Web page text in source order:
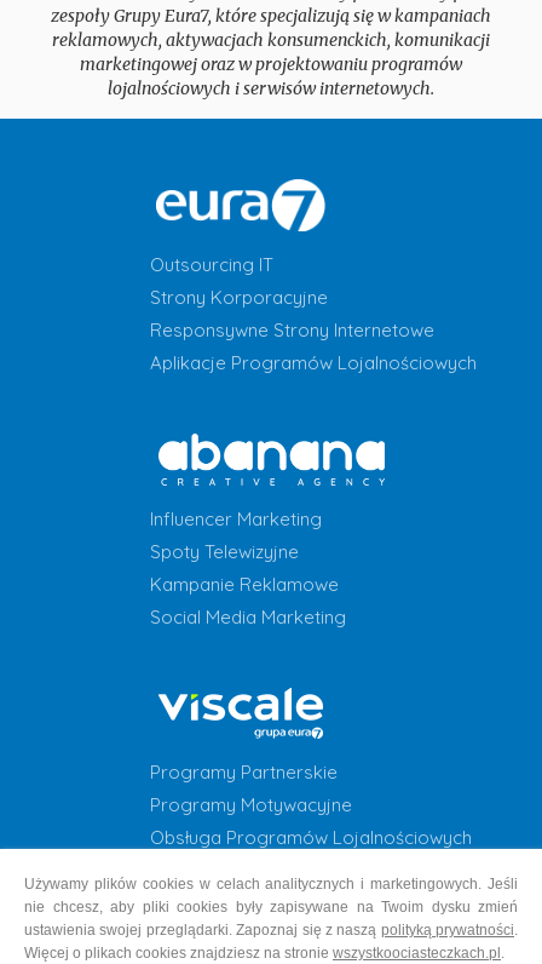
zespoły Grupy Eura7, które specjalizują się w kampaniach
reklamowych, aktywacjach konsumenckich, komunikacji
marketingowej oraz w projektowaniu programów
lojalnościowych i serwisów internetowych.
Outsourcing IT
Strony Korporacyjne
Responsywne Strony Internetowe
Aplikacje Programów Lojalnościowych
Influencer Marketing
Spoty Telewizyjne
Kampanie Reklamowe
Social Media Marketing
Programy Partnerskie
Programy Motywacyjne
Obsługa Programów Lojalnościowych
Używamy plików cookies w celach analitycznych i marketingowych. Jeśli
nie chcesz, aby pliki cookies były zapisywane na Twoim dysku zmień
ustawienia swojej przeglądarki. Zapoznaj się z naszą polityką prywatności.
Więcej o plikach cookies znajdziesz na stronie wszystkoociasteczkach.pl .